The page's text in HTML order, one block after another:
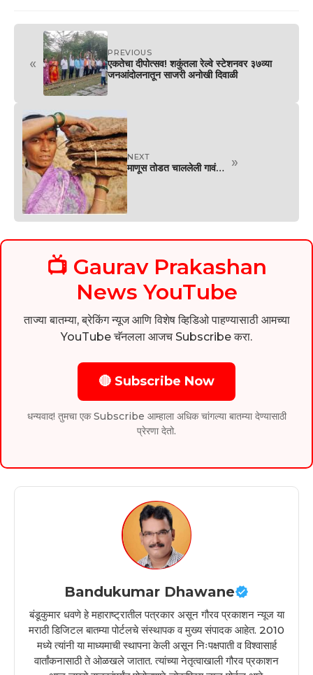
«
PREVIOUS
एकतेचा दीपोत्सव! शकुंतला रेल्वे स्टेशनवर ३७व्या
जनआंदोलनातून साजरी अनोखी दिवाळी
NEXT
माणूस तोडत चाललेली गावं… »
📺 Gaurav Prakashan
News YouTube
ताज्या बातम्या, ब्रेकिंग न्यूज आणि विशेष व्हिडिओ पाहण्यासाठी आमच्या
YouTube चॅनलला आजच Subscribe करा.
🔴 Subscribe Now
धन्यवाद! तुमचा एक Subscribe आम्हाला अधिक चांगल्या बातम्या देण्यासाठी
प्रेरणा देतो.
Bandukumar Dhawane
बंडूकुमार धवणे हे महाराष्ट्रातील पत्रकार असून गौरव प्रकाशन न्यूज या
मराठी डिजिटल बातम्या पोर्टलचे संस्थापक व मुख्य संपादक आहेत. 2010
मध्ये त्यांनी या माध्यमाची स्थापना केली असून निःपक्षपाती व विश्वासार्ह
वार्तांकनासाठी ते ओळखले जातात. त्यांच्या नेतृत्वाखाली गौरव प्रकाशन